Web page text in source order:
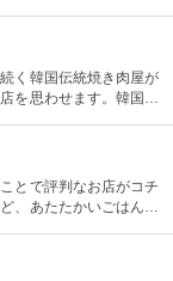
ます。お食事と一緒に
く韓国伝統焼き肉屋が
を思わせます。韓国産
しや冷麺なども絶品。
とで評判なお店がコチ
、あたたかいごはんと
しい店内に、韓国のお
。